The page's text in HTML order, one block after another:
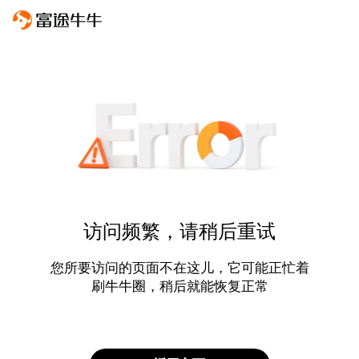
访问频繁，请稍后重试
您所要访问的页面不在这儿，它可能正忙着
刷牛牛圈，稍后就能恢复正常